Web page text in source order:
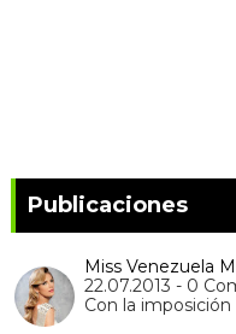
Publicaciones
Miss Venezuela
22.07.2013 - 0
Con la